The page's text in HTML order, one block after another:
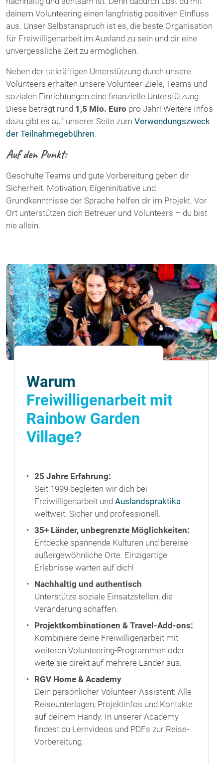
deinem Volunteering einen langfristig positiven Einfluss
aus. Unser Selbstanspruch ist es, die beste Organisation
für Freiwilligenarbeit im Ausland zu sein und dir eine
unvergessliche Zeit zu ermöglichen.
Neben der tatkräftigen Unterstützung durch unsere
Volunteers erhalten unsere Volunteer-Ziele, Teams und
sozialen Einrichtungen eine finanzielle Unterstützung.
Diese beträgt rund 1,5 Mio. Euro pro Jahr! Weitere Infos
dazu gibt es auf unserer Seite zum Verwendungszweck
der Teilnahmegebühren.
Auf den Punkt:
Geschulte Teams und gute Vorbereitung geben dir
Sicherheit. Motivation, Eigeninitiative und
Grundkenntnisse der Sprache helfen dir im Projekt. Vor
Ort unterstützen dich Betreuer und Volunteers – du bist
nie allein.
Warum
Freiwilligenarbeit mit
Rainbow Garden
Village?
25 Jahre Erfahrung:
Seit 1999 begleiten wir dich bei
Freiwilligenarbeit und Auslandspraktika
weltweit. Sicher und professionell.
35+ Länder, unbegrenzte Möglichkeiten:
Entdecke spannende Kulturen und bereise
außergewöhnliche Orte. Einzigartige
Erlebnisse warten auf dich!
Nachhaltig und authentisch
Unterstütze soziale Einsatzstellen, die
Veränderung schaffen.
Projektkombinationen & Travel-Add-ons:
Kombiniere deine Freiwilligenarbeit mit
weiteren Volunteering-Programmen oder
weite sie direkt auf mehrere Länder aus.
RGV Home & Academy
Dein persönlicher Volunteer-Assistent: Alle
Reiseunterlagen, Projektinfos und Kontakte
auf deinem Handy. In unserer Academy
findest du Lernvideos und PDFs zur Reise-
Vorbereitung.